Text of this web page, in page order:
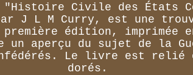
Civile des États
J L M Curry, est une
édition, imprimée
aperçu du sujet de la
Le livre est relié
dorés.